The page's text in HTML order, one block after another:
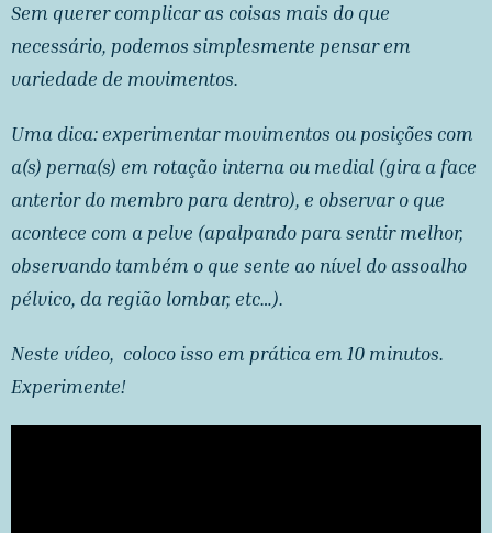
Sem querer complicar as coisas mais do que
necessário, podemos simplesmente pensar em
variedade de movimentos.
Uma dica: experimentar movimentos ou posições com
a(s) perna(s) em rotação interna ou medial (gira a face
anterior do membro para dentro), e observar o que
acontece com a pelve (apalpando para sentir melhor,
observando também o que sente ao nível do assoalho
pélvico, da região lombar, etc…).
Neste vídeo, coloco isso em prática em 10 minutos.
Experimente!